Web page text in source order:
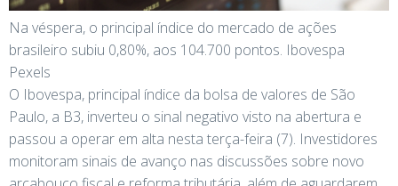
Na véspera, o principal índice do mercado de ações
brasileiro subiu 0,80%, aos 104.700 pontos. Ibovespa
Pexels
O Ibovespa, principal índice da bolsa de valores de São
Paulo, a B3, inverteu o sinal negativo visto na abertura e
passou a operar em alta nesta terça-feira (7). Investidores
monitoram sinais de avanço nas discussões sobre novo